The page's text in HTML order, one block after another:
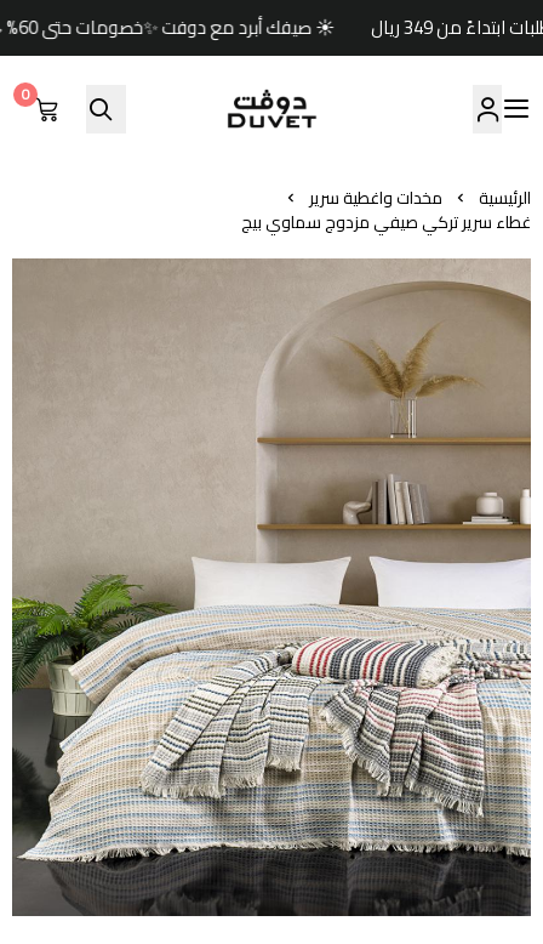
☀️ صيفك أبرد مع دوفت ✨خصومات حتى 60% 🏷️وكود خصم إضافي (صيف) 🎁🚚 شحن مجاني للطلبات ابتداءً من 349 ريال
مفارش دوفت | DUVET
0
الرئيسية مخدات واغطية سرير
غطاء سرير تركي صيفي مزدوج سماوي بيج